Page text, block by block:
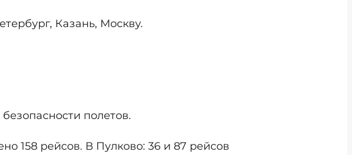
Казань, Москву.
полетов.
158 рейсов. В Пулково: 36 и 87 рейсов